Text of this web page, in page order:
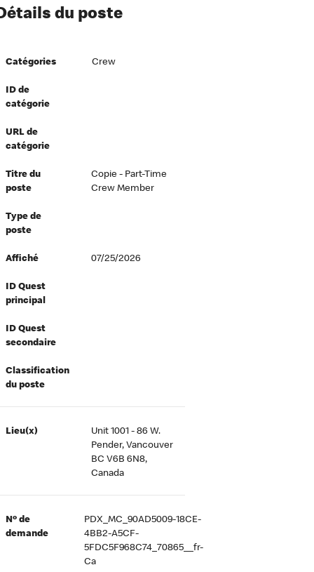
à l’égard de nos employés
directeurs
équité et inclusion
au travail
du poste
Catégories Crew
ID de
catégorie
URL de
catégorie
Titre du
poste
Copie - Part-Time
Crew Member
Type de
poste
Affiché 07/25/2026
ID Quest
principal
ID Quest
secondaire
Classification
du poste
Lieu(x)
Unit 1001 - 86 W.
Pender, Vancouver
BC V6B 6N8,
Canada
Nº de
demande
PDX_MC_90AD5009-18CE-
4BB2-A5CF-
5FDC5F968C74_70865__fr-
Ca